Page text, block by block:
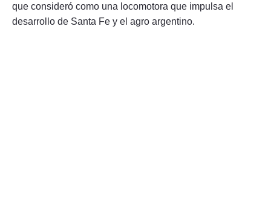
que consideró como una locomotora que impulsa el
desarrollo de Santa Fe y el agro argentino.